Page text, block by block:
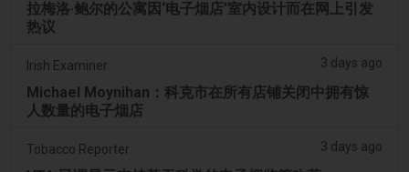
拉梅洛·鲍尔的公寓因‘电子烟店’室内设计而在网上引发
热议
Irish Examiner 3 days ago
Michael Moynihan：科克市在所有店铺关闭中拥有惊
人数量的电子烟店
Tobacco Reporter 3 days ago